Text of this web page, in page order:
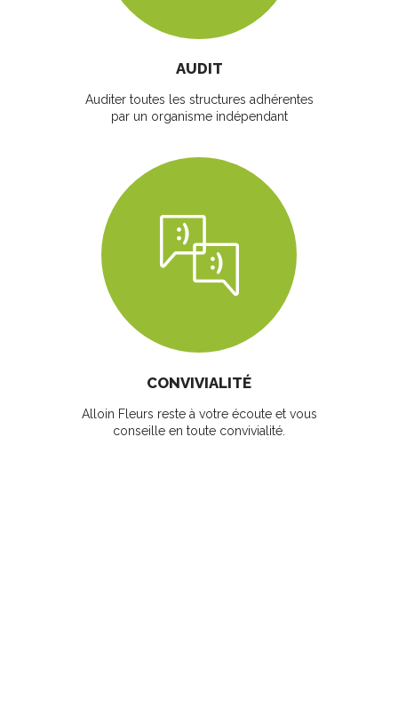
AUDIT
Auditer toutes les structures adhérentes
par un organisme indépendant
CONVIVIALITÉ
Alloin Fleurs reste à votre écoute et vous
conseille en toute convivialité.